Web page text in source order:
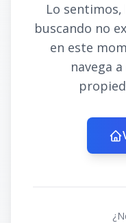
Lo
buscando no
en este
navega